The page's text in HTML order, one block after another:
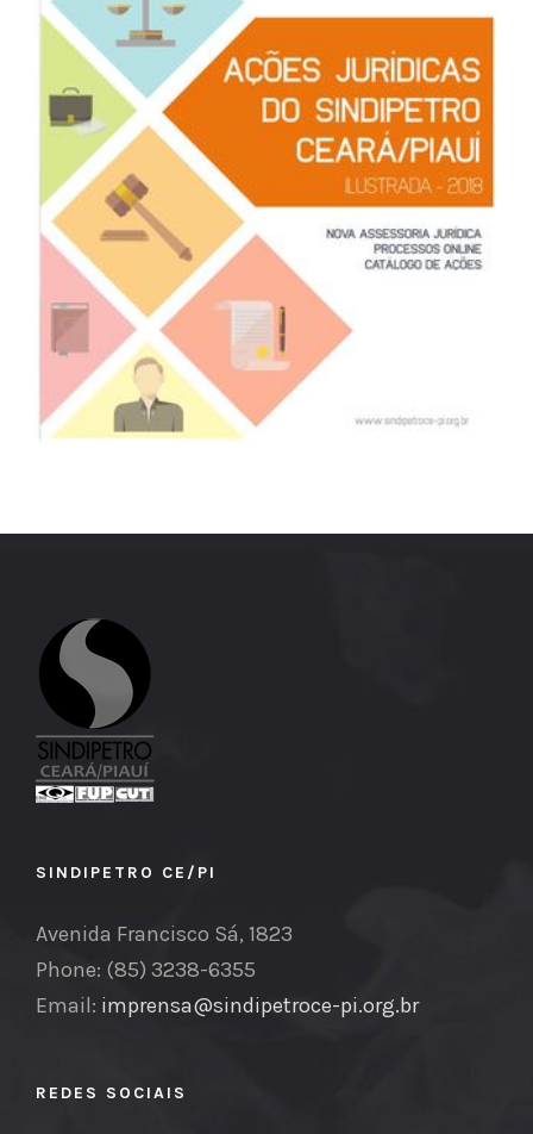
SINDIPETRO CE/PI
Avenida Francisco Sá, 1823
Phone: (85) 3238-6355
Email: imprensa@sindipetroce-pi.org.br
REDES SOCIAIS